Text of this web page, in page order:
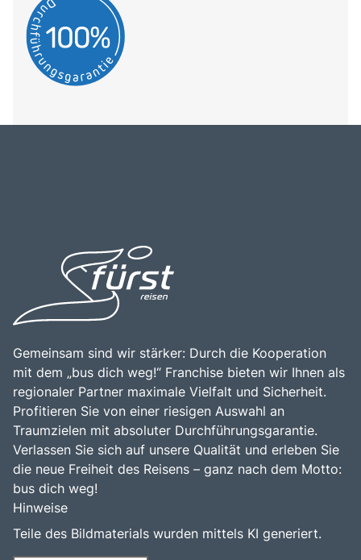
Gemeinsam sind wir stärker: Durch die Kooperation
mit dem „bus dich weg!“ Franchise bieten wir Ihnen als
regionaler Partner maximale Vielfalt und Sicherheit.
Profitieren Sie von einer riesigen Auswahl an
Traumzielen mit absoluter Durchführungsgarantie.
Verlassen Sie sich auf unsere Qualität und erleben Sie
die neue Freiheit des Reisens – ganz nach dem Motto:
bus dich weg!
Hinweise
Teile des Bildmaterials wurden mittels KI generiert.